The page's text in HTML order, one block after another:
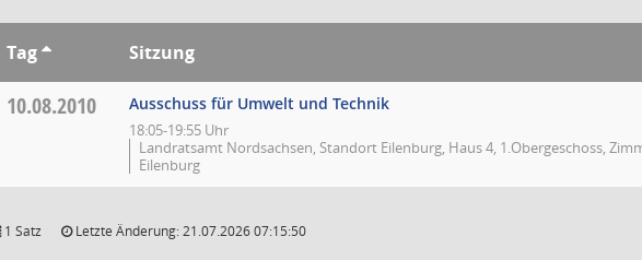
Tag Sitzung
10.08.2010 Ausschuss für Umwelt und Technik
18:05-19:55 Uhr
Landratsamt Nordsachsen, Standort Eilenburg, Haus 4, 1.Obergeschoss,
Eilenburg
1 Satz Letzte Änderung: 21.07.2026 07:15:50